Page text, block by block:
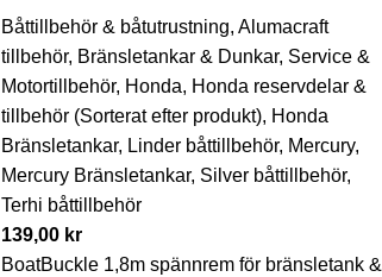
Båttillbehör & båtutrustning, Alumacraft
tillbehör, Bränsletankar & Dunkar, Service &
Motortillbehör, Honda, Honda reservdelar &
tillbehör (Sorterat efter produkt), Honda
Bränsletankar, Linder båttillbehör, Mercury,
Mercury Bränsletankar, Silver båttillbehör,
Terhi båttillbehör
139,00 kr
BoatBuckle 1,8m spännrem för bränsletank &